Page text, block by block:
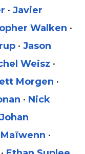
• Javier
Walken •
• Jason
Weisz •
Morgen •
• Nick
Johan
Maïwenn •